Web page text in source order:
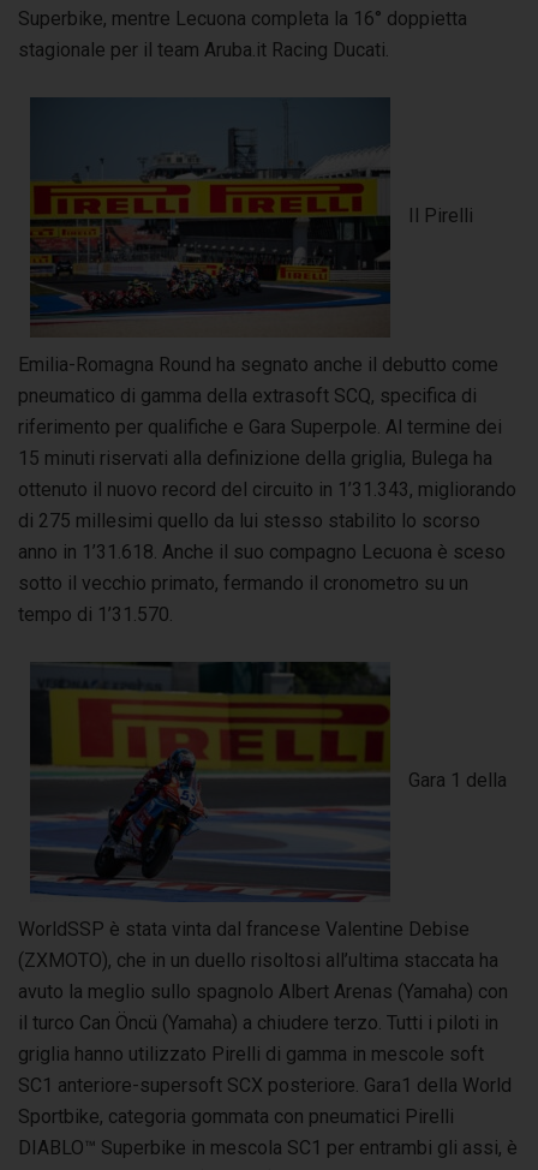
Superbike, mentre Lecuona completa la 16° doppietta
stagionale per il team Aruba.it Racing Ducati.
Il Pirelli
Emilia-Romagna Round ha segnato anche il debutto come
pneumatico di gamma della extrasoft SCQ, specifica di
riferimento per qualifiche e Gara Superpole. Al termine dei
15 minuti riservati alla definizione della griglia, Bulega ha
ottenuto il nuovo record del circuito in 1’31.343, migliorando
di 275 millesimi quello da lui stesso stabilito lo scorso
anno in 1’31.618. Anche il suo compagno Lecuona è sceso
sotto il vecchio primato, fermando il cronometro su un
tempo di 1’31.570.
Gara 1 della
WorldSSP è stata vinta dal francese Valentine Debise
(ZXMOTO), che in un duello risoltosi all’ultima staccata ha
avuto la meglio sullo spagnolo Albert Arenas (Yamaha) con
il turco Can Öncü (Yamaha) a chiudere terzo. Tutti i piloti in
griglia hanno utilizzato Pirelli di gamma in mescole soft
SC1 anteriore-supersoft SCX posteriore. Gara1 della World
Sportbike, categoria gommata con pneumatici Pirelli
DIABLO™ Superbike in mescola SC1 per entrambi gli assi, è